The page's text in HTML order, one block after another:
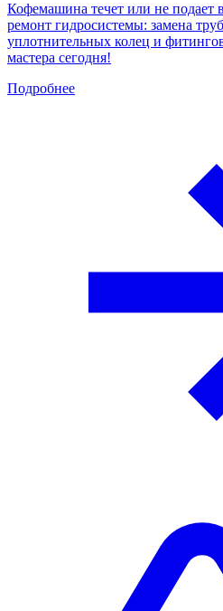
Кофемашина течет или не подает
ремонт гидросистемы: замена
уплотнительных колец и
мастера сегодня!
Подробнее